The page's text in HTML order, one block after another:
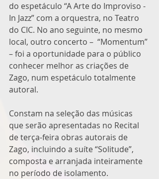
do espetáculo “A Arte do Improviso -
In Jazz” com a orquestra, no Teatro
do CIC. No ano seguinte, no mesmo
local, outro concerto –  “Momentum”
– foi a oportunidade para o público
conhecer melhor as criações de
Zago, num espetáculo totalmente
autoral.
Constam na seleção das músicas
que serão apresentadas no Recital
de terça-feira obras autorais de
Zago, incluindo a suíte “Solitude”,
composta e arranjada inteiramente
no período de isolamento.